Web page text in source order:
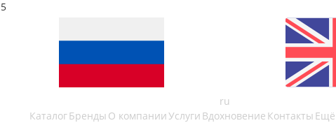
ru
КаталогБренды О компанииУслуги Вдохновение Контакты Ещё